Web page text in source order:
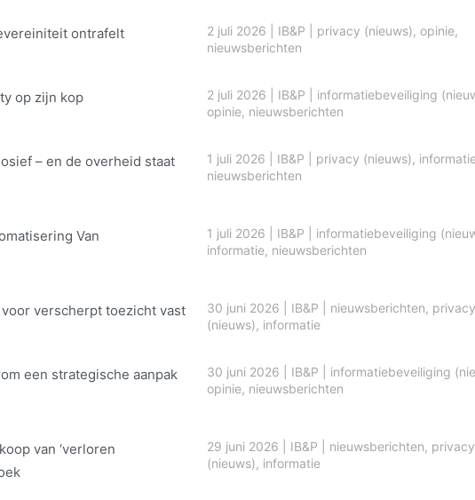
ontrafelt 2 juli 2026 IB&P privacy (nieuws), opinie,
nieuwsberichten
op zijn kop 2 juli 2026 IB&P
informatiebeveiliging
opinie, nieuwsberichten
– en de overheid staat
1 juli 2026 IB&P privacy (nieuws),
nieuwsberichten
Van
1 juli 2026 IB&P
informatiebeveiliging
informatie, nieuwsberichten
verscherpt toezicht vast 30 juni 2026 IB&P nieuwsberichten, privacy
(nieuws), informatie
een strategische aanpak
30 juni 2026 IB&P
informatiebeveiliging
opinie, nieuwsberichten
van ‘verloren
29 juni 2026 IB&P nieuwsberichten, privacy
(nieuws), informatie